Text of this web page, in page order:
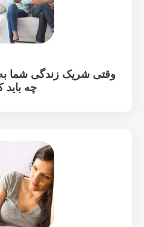
وقتی شریک زندگی شما
چه باید